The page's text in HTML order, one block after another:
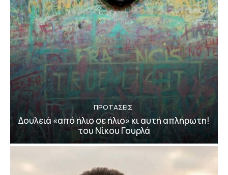
ΠΡΟΤΑΣΕΙΣ
Δουλειά «από ήλιο σε ήλιο» κι αυτή απλήρωτη!
του Νίκου Γουρλά